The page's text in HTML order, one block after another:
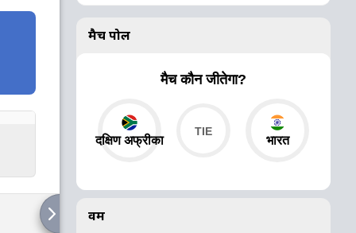
मैच पोल
मैच कौन जीतेगा?
दक्षिण अफ्रीका भारत
वर्म